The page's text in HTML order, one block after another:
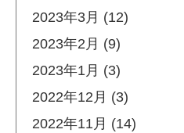
2023年3月 (12)
2023年2月 (9)
2023年1月 (3)
2022年12月 (3)
2022年11月 (14)